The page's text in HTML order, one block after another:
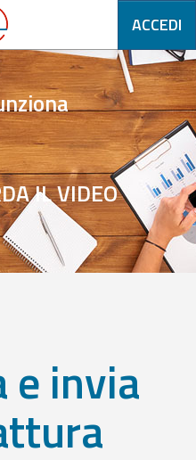
ACCEDI
IL VIDEO
e invia